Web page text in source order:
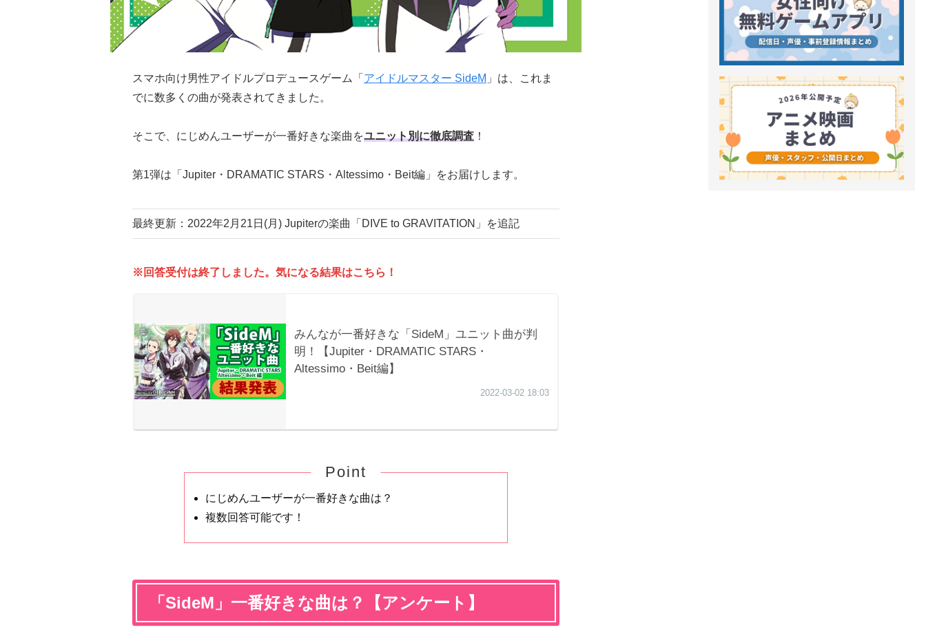
スマホ向け男性アイドルプロデュースゲーム「 アイドルマスター SideM 」は、これま
でに数多くの曲が発表されてきました。
そこで、にじめんユーザーが一番好きな楽曲をユニット別に徹底調査 ！
第1弾は「Jupiter・DRAMATIC STARS・Altessimo・Beit編」をお届けします。
最終更新：2022年2月21日(月) Jupiterの楽曲「DIVE to GRAVITATION」を追記
※回答受付は終了しました。気になる結果はこちら！
Point
にじめんユーザーが一番好きな曲は？
複数回答可能です！
「SideM」一番好きな曲は？【アンケート】